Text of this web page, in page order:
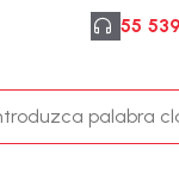
55